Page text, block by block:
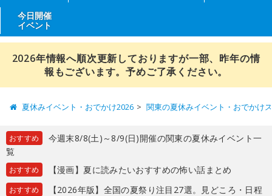
今日開催
イベント
2026年情報へ順次更新しておりますが一部、昨年の情
報もございます。予めご了承ください。
夏休みイベント・おでかけ2026 関東の夏休みイベント・おでかけ
おすすめ
今週末8/8(土)～8/9(日)開催の関東の夏休みイベント一
覧
おすすめ 【漫画】夏に読みたいおすすめの怖い話まとめ
おすすめ
【2026年版】全国の夏祭り注目27選。見どころ・日程